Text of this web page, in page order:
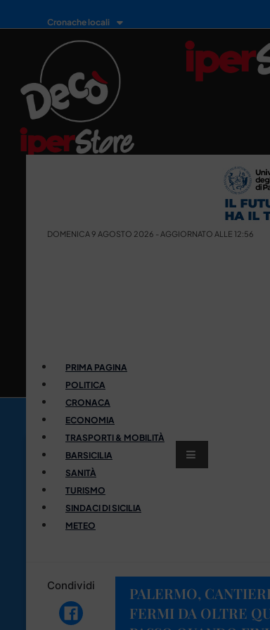
Cronache locali
DOMENICA 9 AGOSTO 2026 - AGGIORNATO ALLE 12:56
PRIMA PAGINA
POLITICA
CRONACA
ECONOMIA
TRASPORTI & MOBILITÀ
BARSICILIA
SANITÀ
TURISMO
SINDACI DI SICILIA
METEO
Condividi
PALERMO,
FERMI DA OLTRE